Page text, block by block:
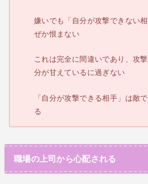
嫌いでも「自分が攻撃できない
ぜか恨まない
これは完全に間違いであり、攻
分が甘えているに過ぎない
「自分が攻撃できる相手」は敵
る
職場の上司から心配される